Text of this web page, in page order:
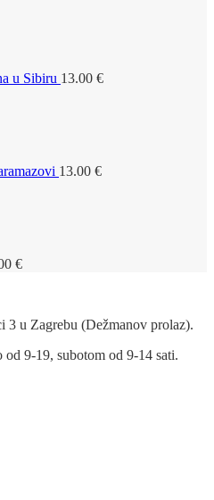
u Sibiru 13.00 €
13.00 €
€
3 u Zagrebu (Dežmanov prolaz).
9-19, subotom od 9-14 sati.